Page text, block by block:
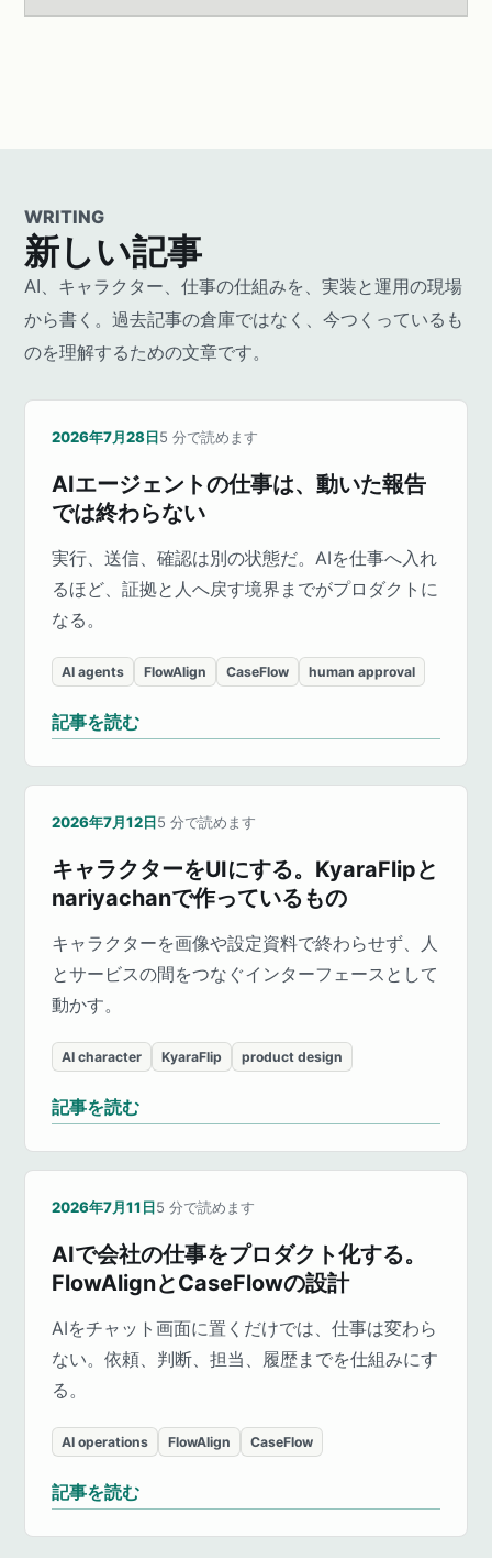
WRITING
新しい記事
AI、キャラクター、仕事の仕組みを、実装と運用の現場
から書く。過去記事の倉庫ではなく、今つくっているも
のを理解するための文章です。
2026年7月28日5 分で読めます
AIエージェントの仕事は、動いた報告
では終わらない
実行、送信、確認は別の状態だ。AIを仕事へ入れ
るほど、証拠と人へ戻す境界までがプロダクトに
なる。
AI agents FlowAlign CaseFlow human approval
記事を読む
2026年7月12日5 分で読めます
キャラクターをUIにする。KyaraFlipと
nariyachanで作っているもの
キャラクターを画像や設定資料で終わらせず、人
とサービスの間をつなぐインターフェースとして
動かす。
AI character KyaraFlip product design
記事を読む
2026年7月11日5 分で読めます
AIで会社の仕事をプロダクト化する。
FlowAlignとCaseFlowの設計
AIをチャット画面に置くだけでは、仕事は変わら
ない。依頼、判断、担当、履歴までを仕組みにす
る。
AI operations FlowAlign CaseFlow
記事を読む